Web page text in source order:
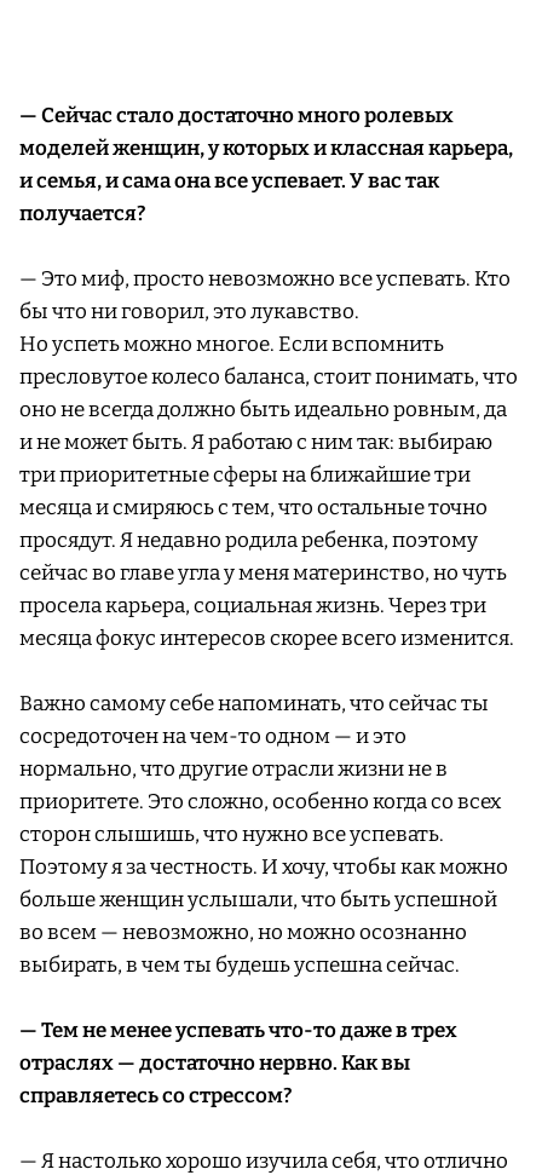
— Сейчас стало достаточно много ролевых
моделей женщин, у которых и классная карьера,
и семья, и сама она все успевает. У вас так
получается?
— Это миф, просто невозможно все успевать. Кто
бы что ни говорил, это лукавство.
Но успеть можно многое. Если вспомнить
пресловутое колесо баланса, стоит понимать, что
оно не всегда должно быть идеально ровным, да
и не может быть. Я работаю с ним так: выбираю
три приоритетные сферы на ближайшие три
месяца и смиряюсь с тем, что остальные точно
просядут. Я недавно родила ребенка, поэтому
сейчас во главе угла у меня материнство, но чуть
просела карьера, социальная жизнь. Через три
месяца фокус интересов скорее всего изменится.
Важно самому себе напоминать, что сейчас ты
сосредоточен на чем-то одном — и это
нормально, что другие отрасли жизни не в
приоритете. Это сложно, особенно когда со всех
сторон слышишь, что нужно все успевать.
Поэтому я за честность. И хочу, чтобы как можно
больше женщин услышали, что быть успешной
во всем — невозможно, но можно осознанно
выбирать, в чем ты будешь успешна сейчас.
— Тем не менее успевать что-то даже в трех
отраслях — достаточно нервно. Как вы
справляетесь со стрессом?
— Я настолько хорошо изучила себя, что отлично